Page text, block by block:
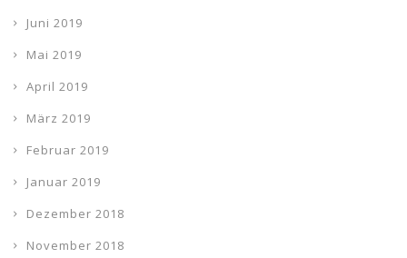
Juni 2019
Mai 2019
April 2019
März 2019
Februar 2019
Januar 2019
Dezember 2018
November 2018